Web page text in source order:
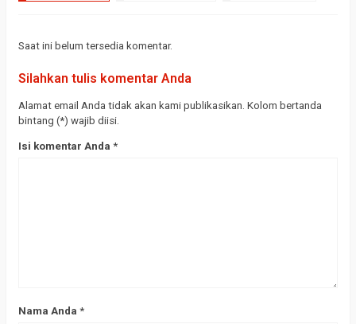
Saat ini belum tersedia komentar.
Silahkan tulis komentar Anda
Alamat email Anda tidak akan kami publikasikan. Kolom bertanda
bintang (*) wajib diisi.
Isi komentar Anda *
Nama Anda *